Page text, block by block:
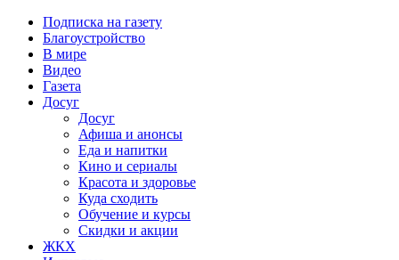
Подписка на газету
Благоустройство
В мире
Видео
Газета
Досуг
Досуг
Афиша и анонсы
Еда и напитки
Кино и сериалы
Красота и здоровье
Куда сходить
Обучение и курсы
Скидки и акции
ЖКХ